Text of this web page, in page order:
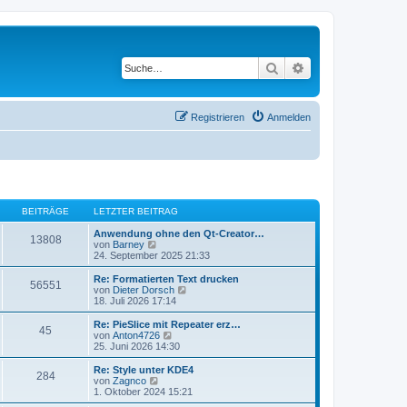
Suche
Anmelden
Registrieren
BEITRÄGE LETZTER BEITRAG
13808
Anwendung ohne den Qt-Creator…
von Barney
e
u
e
s
t
B
e
i
r
a
g
24. September 2025 21:33
56551
Re: Formatierten Text drucken
von Dieter Dorsch
u
e
r
B
e
i
18. Juli 2026 17:14
45
Re: PieSlice mit Repeater erz…
von Anton4726
e
u
e
t
25. Juni 2026 14:30
284
Re: Style unter KDE4
von Zagnco
e
u
1. Oktober 2024 15:21